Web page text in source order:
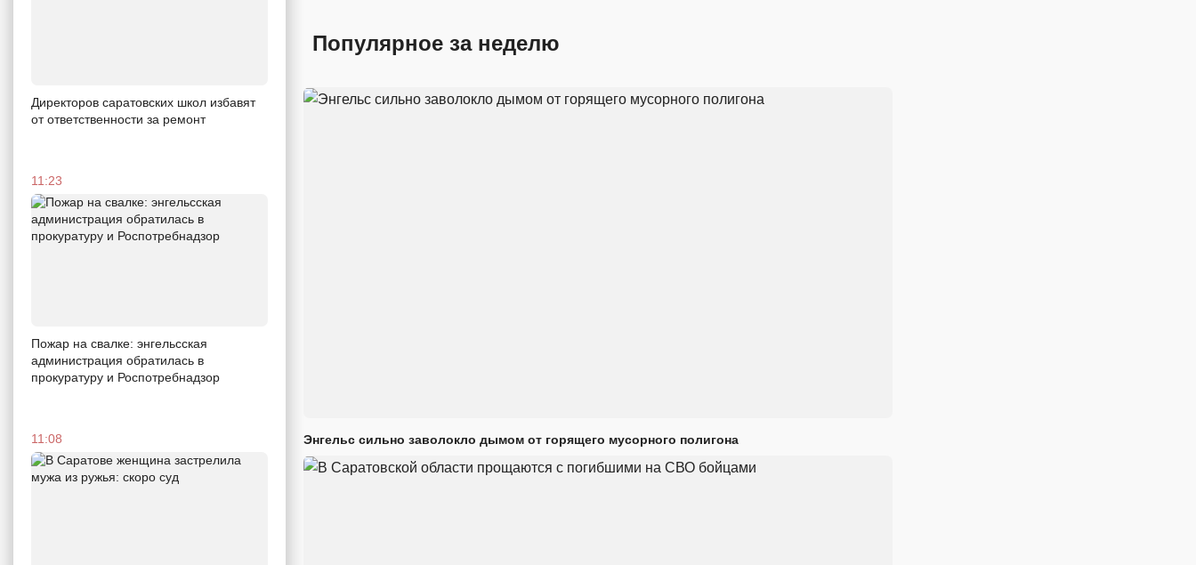
Директоров саратовских школ избавят
от ответственности за ремонт
11:23
Пожар на свалке: энгельсская
администрация обратилась в
прокуратуру и Роспотребнадзор
11:08
Популярное за неделю
Энгельс сильно заволокло дымом от горящего мусорного полигона